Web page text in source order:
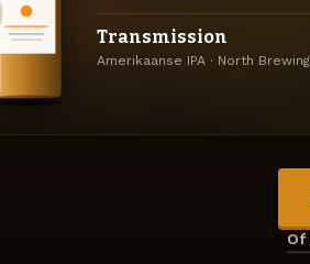
Transmission
Amerikaanse IPA · North
Of